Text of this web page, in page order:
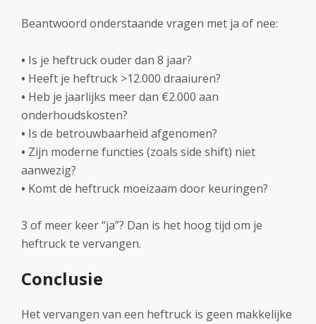
Beantwoord onderstaande vragen met ja of nee:
• Is je heftruck ouder dan 8 jaar?
• Heeft je heftruck >12.000 draaiuren?
• Heb je jaarlijks meer dan €2.000 aan
onderhoudskosten?
• Is de betrouwbaarheid afgenomen?
• Zijn moderne functies (zoals side shift) niet
aanwezig?
• Komt de heftruck moeizaam door keuringen?
3 of meer keer “ja”? Dan is het hoog tijd om je
heftruck te vervangen.
Conclusie
Het vervangen van een heftruck is geen makkelijke